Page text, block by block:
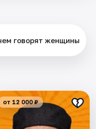
говорят женщины
от 12 000 ₽